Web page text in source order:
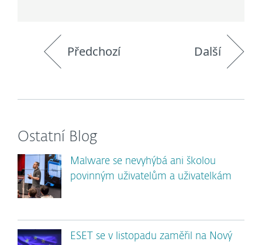
Předchozí Další
Ostatní Blog
Malware se nevyhýbá ani školou
povinným uživatelům a uživatelkám
ESET se v listopadu zaměřil na Nový